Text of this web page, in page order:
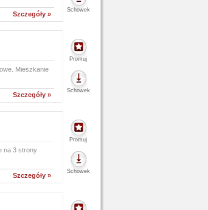
Szczegóły »
Schowek
Mieszkanie
Szczegóły »
Promuj
Schowek
na 3 strony
Szczegóły »
Promuj
Schowek